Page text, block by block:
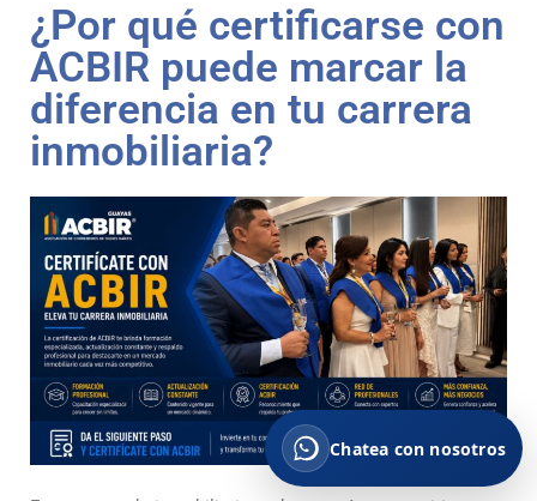
Afiliación, servicios y ventajas.
Quiero vender propiedades
Asesoría para vender con profesionales.
Otros
Escríbenos tu consulta.
Chatea con nosotros
¿Por qué certificarse con
ACBIR puede marcar la
diferencia en tu carrera
inmobiliaria?